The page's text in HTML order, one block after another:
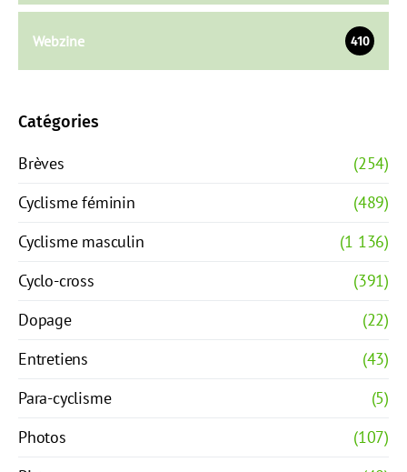
Webzine 410
Catégories
Brèves
(254)
Cyclisme féminin
(489)
Cyclisme masculin
(1 136)
Cyclo-cross
(391)
Dopage
(22)
Entretiens
(43)
Para-cyclisme
(5)
Photos
(107)